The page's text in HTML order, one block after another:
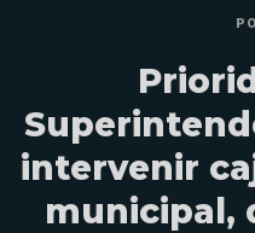
intervenir
municipal,